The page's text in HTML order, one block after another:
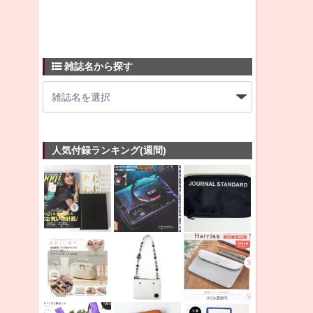
雑誌名から探す
人気付録ランキング(週間)